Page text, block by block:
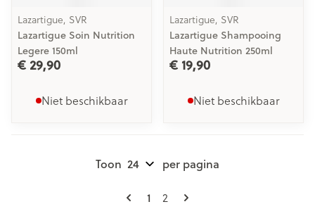
Lazartigue, SVR
Lazartigue Soin Nutrition
Legere 150ml
€ 29,90
Niet beschikbaar
Lazartigue, SVR
Lazartigue Shampooing
Haute Nutrition 250ml
€ 19,90
Niet beschikbaar
Pagina's
U lees momenteel pagina
1 Pagina
2
Toon per pagina